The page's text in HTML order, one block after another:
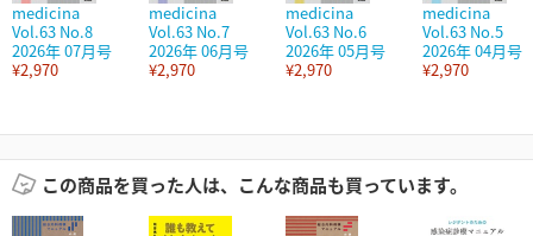
medicina
Vol.63 No.8
2026年 07月号
¥2,970
medicina
Vol.63 No.7
2026年 06月号
¥2,970
medicina
Vol.63 No.6
2026年 05月号
¥2,970
medicina
Vol.63 No.5
2026年 04月号
¥2,970
この商品を買った人は、こんな商品も買っています。